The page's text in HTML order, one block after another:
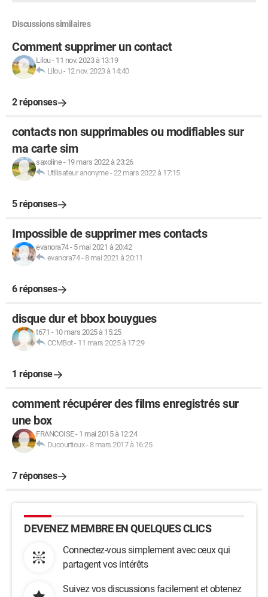
Discussions similaires
Comment supprimer un contact
Lilou- 11 nov. 2023 à 13:19
Lilou- 12 nov. 2023 à 14:40
2 réponses
contacts non supprimables ou modifiables sur
ma carte sim
saxoline- 19 mars 2022 à 23:26
Utilisateur anonyme-22 mars 2022 à 17:15
5 réponses
Impossible de supprimer mes contacts
evanora74- 5 mai 2021 à 20:42
evanora74- 8 mai 2021 à 20:11
6 réponses
disque dur et bbox bouygues
t671 - 10 mars 2025 à 15:25
CCMBot- 11 mars 2025 à 17:29
1 réponse
comment récupérer des films enregistrés sur
une box
FRANCOISE- 1 mai 2015 à 12:24
Ducourtioux- 8 mars 2017 à 16:25
7 réponses
DEVENEZ MEMBRE EN QUELQUES CLICS
Connectez-vous simplement avec ceux qui
partagent vos intérêts
Suivez vos discussions facilement et obtenez